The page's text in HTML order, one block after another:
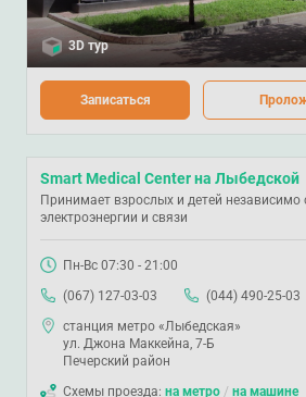
3D тур
Записаться
Smart Medical Center на Лыбедской
Принимает взрослых и детей независимо
электроэнергии и связи
Пн-Вс 07:30 - 21:00
(067) 127-03-03
(044) 490-25-03
станция метро «Лыбедская»
ул. Джона Маккейна, 7-Б
Печерский район
Схемы проезда: на метро / на машине